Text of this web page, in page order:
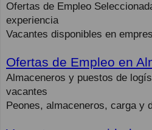
Ofertas de Empleo
experiencia
Vacantes disponibles en
Ofertas de Empleo en
Almaceneros y puestos de
vacantes
Peones, almaceneros, carga y